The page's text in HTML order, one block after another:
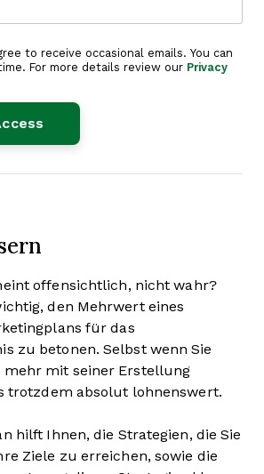
to receive occasional emails. You can
For more details review our Privacy
offensichtlich, nicht wahr?
den Mehrwert eines
für das
zu betonen. Selbst wenn Sie
mehr mit seiner Erstellung
trotzdem absolut lohnenswert.
hilft Ihnen, die Strategien, die Sie
Ziele zu erreichen, sowie die